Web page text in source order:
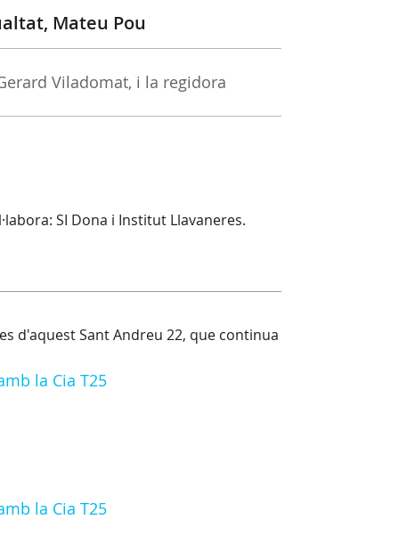
Mateu Pou
Viladomat, i la regidora
SI Dona i Institut Llavaneres.
d'aquest Sant Andreu 22, que continua
la Cia T25
la Cia T25